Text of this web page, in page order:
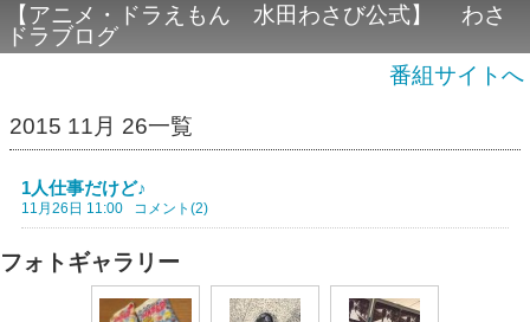
【アニメ・ドラえもん 水田わさび公式】 わさ
ドラブログ
番組サイトへ
2015 11月 26一覧
1人仕事だけど♪
11月26日 11:00 コメント(2)
フォトギャラリー